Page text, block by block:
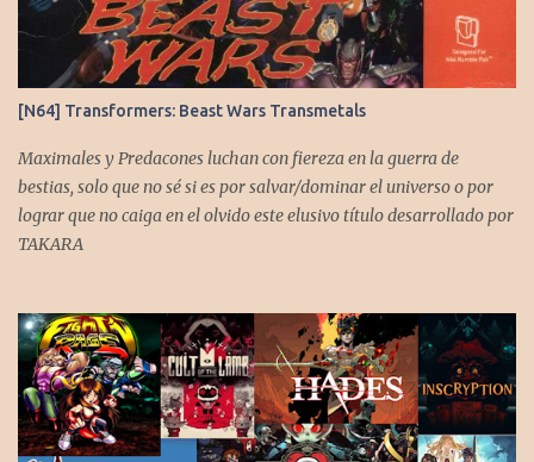
s
[N64] Transformers: Beast Wars Transmetals
Maximales y Predacones luchan con fiereza en la guerra de
bestias, solo que no sé si es por salvar/dominar el universo o por
lograr que no caiga en el olvido este elusivo título desarrollado por
TAKARA